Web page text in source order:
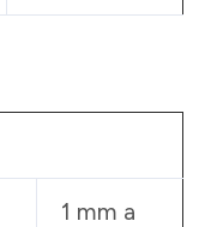
1 mm a